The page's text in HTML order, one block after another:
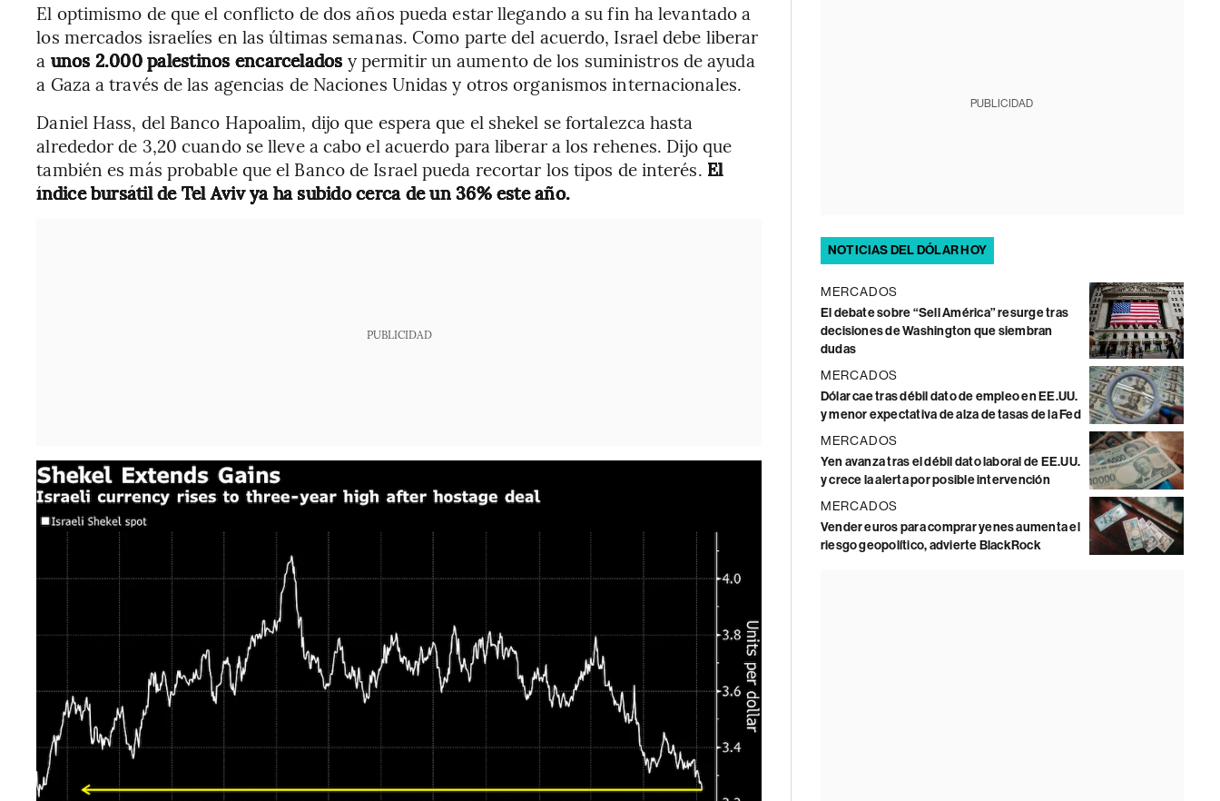
El optimismo de que el conflicto de dos años pueda estar llegando a su fin ha levantado a
los mercados israelíes en las últimas semanas. Como parte del acuerdo, Israel debe liberar
a unos 2.000 palestinos encarcelados y permitir un aumento de los suministros de ayuda
a Gaza a través de las agencias de Naciones Unidas y otros organismos internacionales.
Daniel Hass, del Banco Hapoalim, dijo que espera que el shekel se fortalezca hasta
alrededor de 3,20 cuando se lleve a cabo el acuerdo para liberar a los rehenes. Dijo que
también es más probable que el Banco de Israel pueda recortar los tipos de interés. El
índice bursátil de Tel Aviv ya ha subido cerca de un 36% este año.
PUBLICIDAD
PUBLICIDAD
NOTICIAS DEL DÓLAR HOY
MERCADOS
El debate sobre “Sell América” resurge tras
decisiones de Washington que siembran
dudas
MERCADOS
Dólar cae tras débil dato de empleo en EE.UU.
y menor expectativa de alza de tasas de la Fed
MERCADOS
Yen avanza tras el débil dato laboral de EE.UU.
y crece la alerta por posible intervención
MERCADOS
Vender euros para comprar yenes aumenta el
riesgo geopolítico, advierte BlackRock